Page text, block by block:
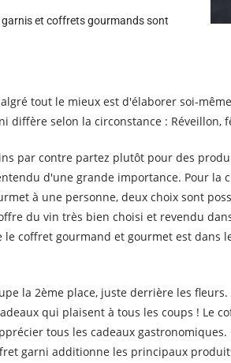
et coffrets gourmands sont
tout le mieux est d'élaborer soi-
selon la circonstance : Réveillon,
par contre partez plutôt pour des
d'une grande importance. Pour
à une personne, deux choix sont
du vin très bien choisi et revendu
coffret gourmand et gourmet est
la 2ème place, juste derrière les
qui plaisent à tous les coups ! Le
tous les cadeaux
garni additionne les principaux